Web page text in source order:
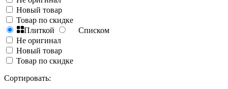
Новый товар
Товар по скидке
Плиткой
Списком
Не оригинал
Новый товар
Товар по скидке
Сортировать: